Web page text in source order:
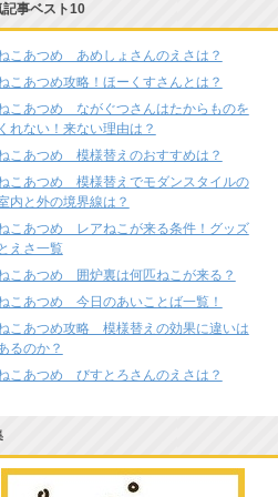
記事ベスト10
こあつめ あめしょさんのえさは？
こあつめ攻略！ほーくすさんとは？
こあつめ ながぐつさんはたからものを
れない！来ない理由は？
こあつめ 模様替えのおすすめは？
こあつめ 模様替えでモダンスタイルの
内と外の境界線は？
こあつめ レアねこが来る条件！グッズ
えさ一覧
こあつめ 囲炉裏は何匹ねこが来る？
こあつめ 今日のあいことば一覧！
こあつめ攻略 模様替えの効果に違いは
るのか？
こあつめ びすとろさんのえさは？